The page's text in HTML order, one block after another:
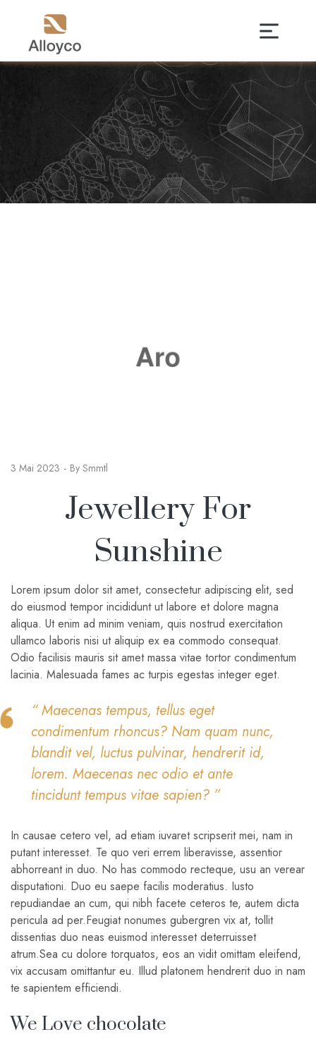
3 Mai 2023 By Smmtl
Jewellery For
Sunshine
Lorem ipsum dolor sit amet, consectetur adipiscing elit, sed
do eiusmod tempor incididunt ut labore et dolore magna
aliqua. Ut enim ad minim veniam, quis nostrud exercitation
ullamco laboris nisi ut aliquip ex ea commodo consequat.
Odio facilisis mauris sit amet massa vitae tortor condimentum
lacinia. Malesuada fames ac turpis egestas integer eget.
“ Maecenas tempus, tellus eget
condimentum rhoncus? Nam quam nunc,
blandit vel, luctus pulvinar, hendrerit id,
lorem. Maecenas nec odio et ante
tincidunt tempus vitae sapien? ”
In causae cetero vel, ad etiam iuvaret scripserit mei, nam in
putant interesset. Te quo veri errem liberavisse, assentior
abhorreant in duo. No has commodo recteque, usu an verear
disputationi. Duo eu saepe facilis moderatius. Iusto
repudiandae an cum, qui nibh facete ceteros te, autem dicta
pericula ad per.Feugiat nonumes gubergren vix at, tollit
dissentias duo neas euismod interesset deterruisset
atrum.Sea cu dolore torquatos, eos an vidit omittam eleifend,
vix accusam omittantur eu. Illud platonem hendrerit duo in nam
te sapientem efficiendi.
We Love chocolate